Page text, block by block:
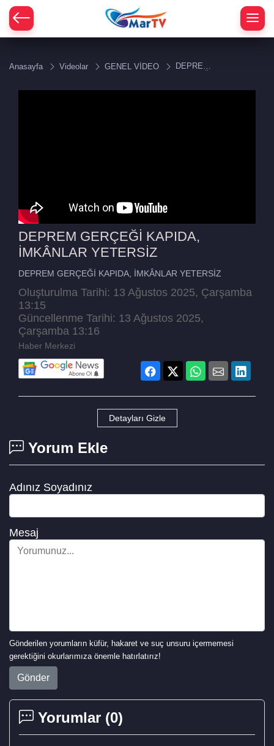
Anasayfa Videolar GENEL VİDEO
DEPREM
DEPREM GERÇEĞİ KAPIDA,
İMKÂNLAR YETERSİZ
DEPREM GERÇEĞİ KAPIDA, İMKÂNLAR YETERSİZ
Oluşturulma Tarihi: 13 Ağustos 2025, Çarşamba
13:15
Güncellenme Tarihi: 13 Ağustos 2025,
Çarşamba 13:16
Haber Merkezi
Detayları Gizle
Yorum Ekle
Adınız Soyadınız
Mesaj
Gönderilen yorumların küfür, hakaret ve suç unsuru içermemesi
gerektiğini okurlarımıza önemle hatırlatırız!
Gönder
Yorumlar (0)